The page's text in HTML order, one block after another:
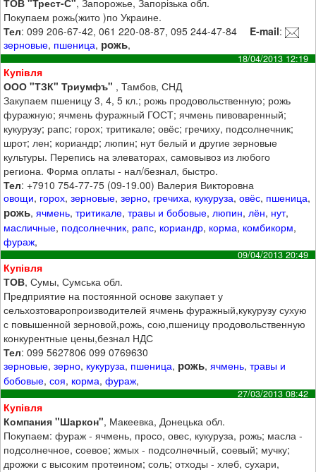
ТОВ "Трест-С", Запорожье, Запорізька обл.
Покупаем рожь(жито )по Украине.
Тел: 099 206-67-42, 061 220-08-87, 095 244-47-84 E-mail:
зерновые, пшеница, рожь,
18/04/2013 12:19
Купівля
ООО "ТЗК" Триумфъ" , Тамбов, СНД
Закупаем пшеницу 3, 4, 5 кл.; рожь продовольственную; рожь
фуражную; ячмень фуражный ГОСТ; ячмень пивоваренный;
кукурузу; рапс; горох; тритикале; овёс; гречиху, подсолнечник;
шрот; лен; кориандр; люпин; нут белый и другие зерновые
культуры. Перепись на элеваторах, самовывоз из любого
региона. Форма оплаты - нал/безнал, быстро.
Тел: +7910 754-77-75 (09-19.00) Валерия Викторовна
овощи, горох,зерновые,зерно, гречиха, кукуруза,овёс, пшеница,
рожь,ячмень,тритикале,травы и бобовые, люпин, лён, нут,
масличные, подсолнечник, рапс, кориандр, корма, комбикорм,
фураж,
09/04/2013 20:49
Купівля
ТОВ, Сумы, Сумська обл.
Предприятие на постоянной основе закупает у
сельхозтоваропроизводителей ячмень фуражный,кукурузу сухую
с повышенной зерновой,рожь, сою,пшеницу продовольственную
конкурентные цены,безнал НДС
Тел: 099 5627806 099 0769630
зерновые,зерно, кукуруза, пшеница, рожь,ячмень,травы и
бобовые,соя, корма,фураж,
27/03/2013 08:42
Купівля
Компания "Шаркон", Макеевка, Донецька обл.
Покупаем: фураж - ячмень, просо, овес, кукуруза, рожь; масла -
подсолнечное, соевое; жмых - подсолнечный, соевый; мучку;
дрожжи с высоким протеином; соль; отходы - хлеб, сухари,